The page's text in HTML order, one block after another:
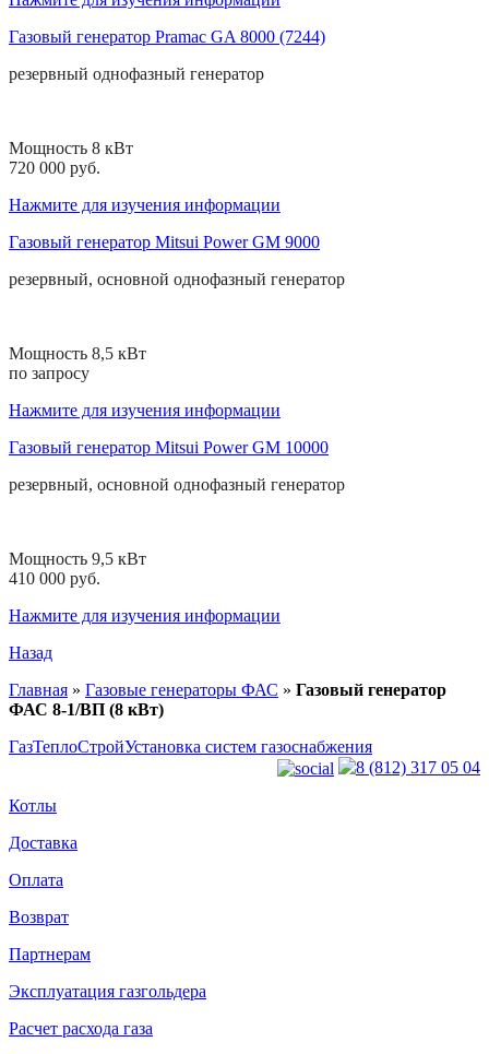
Газовый генератор Pramac GA 8000 (7244)
резервный однофазный генератор
Мощность 8 кВт
720 000 руб.
Нажмите для изучения информации
Газовый генератор Mitsui Power GM 9000
резервный, основной однофазный генератор
Мощность 8,5 кВт
по запросу
Нажмите для изучения информации
Газовый генератор Mitsui Power GM 10000
резервный, основной однофазный генератор
Мощность 9,5 кВт
410 000 руб.
Нажмите для изучения информации
Назад
Главная » Газовые генераторы ФАС » Газовый генератор
ФАС 8-1/ВП (8 кВт)
ГазТеплоСтройУстановка систем газоснабжения
8 (812) 317 05 04
Котлы
Доставка
Оплата
Возврат
Партнерам
Эксплуатация газгольдера
Расчет расхода газа